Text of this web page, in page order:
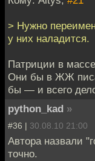
> Нужно
у них наладится.
Патриции в
Они бы в ЖЖ
бы — и всего
python_kad »
#36 | 30.08.10 21:00
Автора назвали
точно.